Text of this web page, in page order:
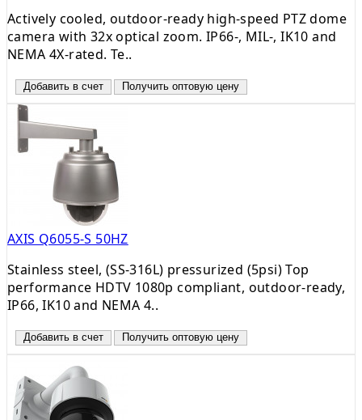
Actively cooled, outdoor-ready high-speed PTZ dome
camera with 32x optical zoom. IP66-, MIL-, IK10 and
NEMA 4X-rated. Te..
Добавить в счет Получить оптовую цену
AXIS Q6055-S 50HZ
Stainless steel, (SS-316L) pressurized (5psi) Top
performance HDTV 1080p compliant, outdoor-ready,
IP66, IK10 and NEMA 4..
Добавить в счет Получить оптовую цену